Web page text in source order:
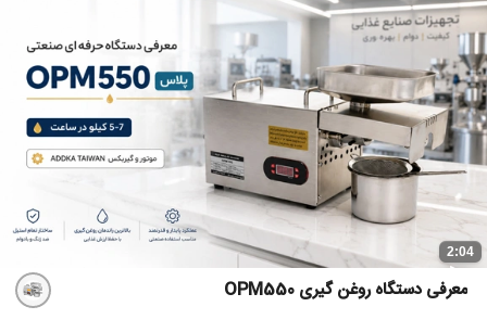
2:04
معرفی دستگاه روغن گیری OPM550